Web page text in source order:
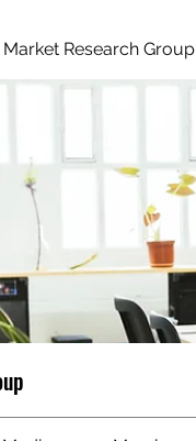
Market Research Group